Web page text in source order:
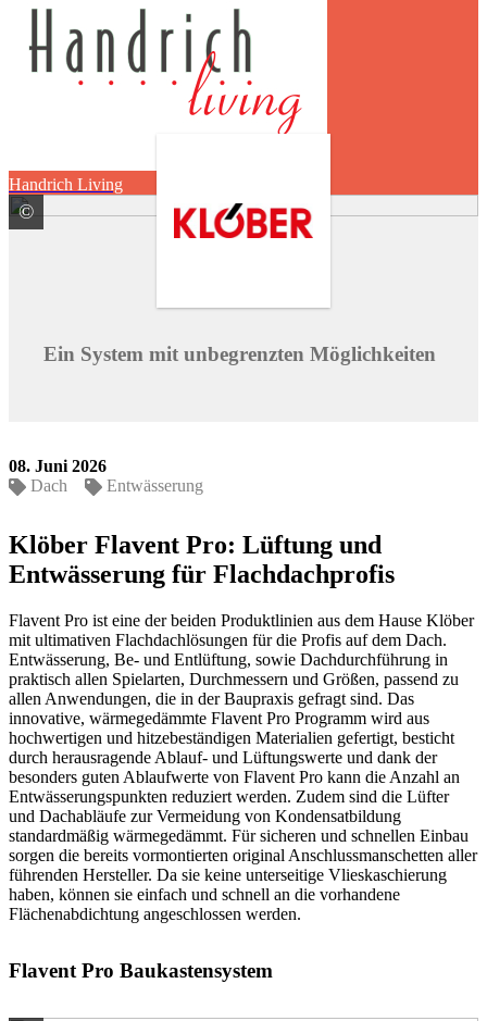
Handrich Living
© BMI Deutschland GmbH Marke Klöber
Ein System mit unbegrenzten Möglichkeiten
08. Juni 2026
Dach
Entwässerung
Klöber Flavent Pro: Lüftung und
Entwässerung für Flachdachprofis
Flavent Pro ist eine der beiden Produktlinien aus dem Hause Klöber
mit ultimativen Flachdachlösungen für die Profis auf dem Dach.
Entwässerung, Be- und Entlüftung, sowie Dachdurchführung in
praktisch allen Spielarten, Durchmessern und Größen, passend zu
allen Anwendungen, die in der Baupraxis gefragt sind. Das
innovative, wärmegedämmte Flavent Pro Programm wird aus
hochwertigen und hitzebeständigen Materialien gefertigt, besticht
durch herausragende Ablauf- und Lüftungswerte und dank der
besonders guten Ablaufwerte von Flavent Pro kann die Anzahl an
Entwässerungspunkten reduziert werden. Zudem sind die Lüfter
und Dachabläufe zur Vermeidung von Kondensatbildung
standardmäßig wärmegedämmt. Für sicheren und schnellen Einbau
sorgen die bereits vormontierten original Anschlussmanschetten aller
führenden Hersteller. Da sie keine unterseitige Vlieskaschierung
haben, können sie einfach und schnell an die vorhandene
Flächenabdichtung angeschlossen werden.
Flavent Pro Baukastensystem